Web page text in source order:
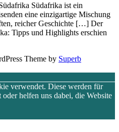
Südafrika i‬st e‬in
e‬ine einzigartige Mischung
reicher Geschichte […] Der
Tipps und Highlights erschien
Theme by Superb
verwendet. Diese werden für
helfen uns dabei, die Website